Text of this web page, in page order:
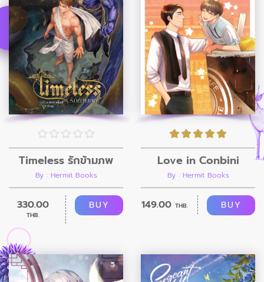
Timeless รักข้ามภพ
By : Hermit Books
330.00
THB.
BUY
Love in Conbini
By : Hermit Books
149.00 THB. BUY